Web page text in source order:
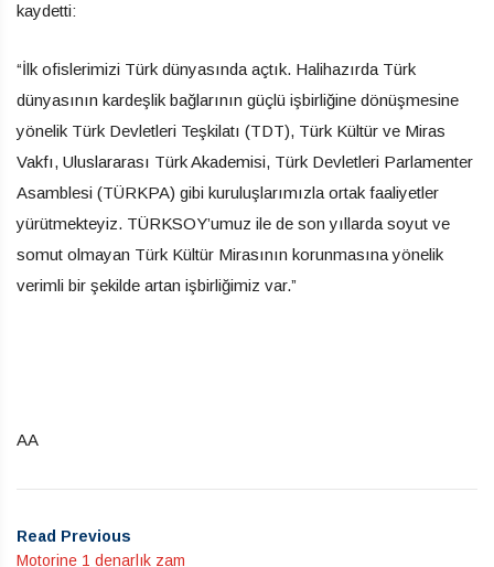
kaydetti:
“İlk ofislerimizi Türk dünyasında açtık. Halihazırda Türk
dünyasının kardeşlik bağlarının güçlü işbirliğine dönüşmesine
yönelik Türk Devletleri Teşkilatı (TDT), Türk Kültür ve Miras
Vakfı, Uluslararası Türk Akademisi, Türk Devletleri Parlamenter
Asamblesi (TÜRKPA) gibi kuruluşlarımızla ortak faaliyetler
yürütmekteyiz. TÜRKSOY’umuz ile de son yıllarda soyut ve
somut olmayan Türk Kültür Mirasının korunmasına yönelik
verimli bir şekilde artan işbirliğimiz var.”
AA
Read Previous
Motorine 1 denarlık zam